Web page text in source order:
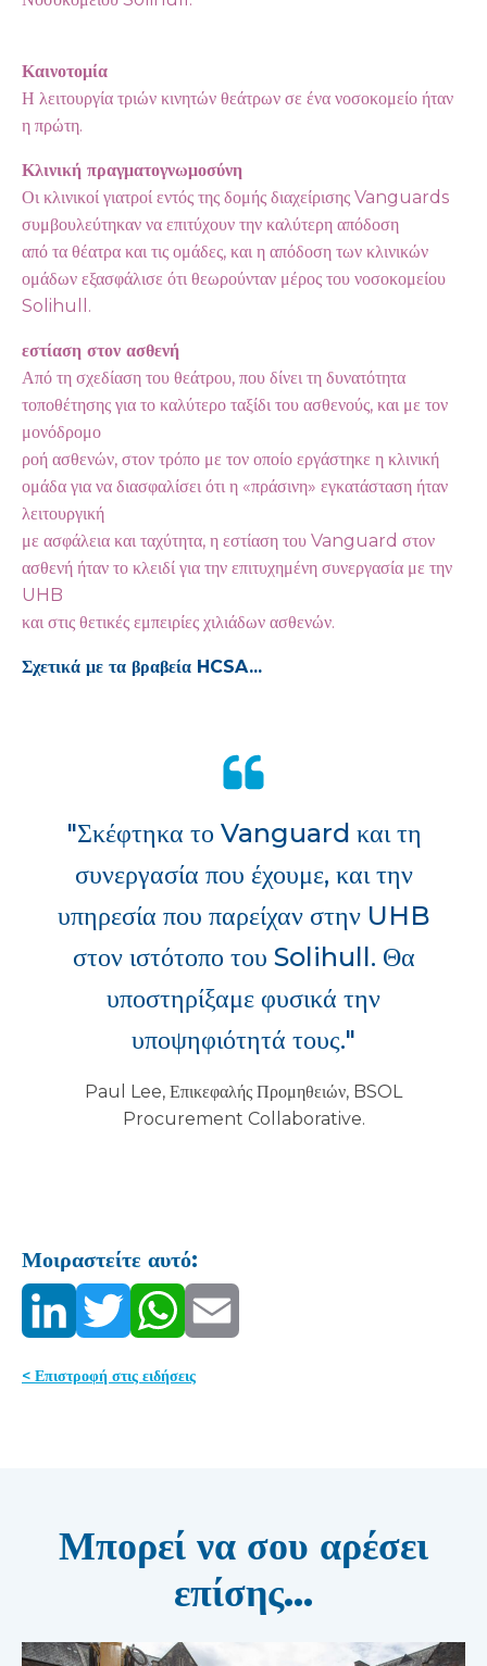
Καινοτομία
Η λειτουργία τριών κινητών θεάτρων σε ένα νοσοκομείο ήταν
η πρώτη.
Κλινική πραγματογνωμοσύνη
Οι κλινικοί γιατροί εντός της δομής διαχείρισης Vanguards
συμβουλεύτηκαν να επιτύχουν την καλύτερη απόδοση
από τα θέατρα και τις ομάδες, και η απόδοση των κλινικών
ομάδων εξασφάλισε ότι θεωρούνταν μέρος του νοσοκομείου
Solihull.
εστίαση στον ασθενή
Από τη σχεδίαση του θεάτρου, που δίνει τη δυνατότητα
τοποθέτησης για το καλύτερο ταξίδι του ασθενούς, και με τον
μονόδρομο
ροή ασθενών, στον τρόπο με τον οποίο εργάστηκε η κλινική
ομάδα για να διασφαλίσει ότι η «πράσινη» εγκατάσταση ήταν
λειτουργική
με ασφάλεια και ταχύτητα, η εστίαση του Vanguard στον
ασθενή ήταν το κλειδί για την επιτυχημένη συνεργασία με την
UHB
και στις θετικές εμπειρίες χιλιάδων ασθενών.
Σχετικά με τα βραβεία HCSA...
"Σκέφτηκα το Vanguard και τη
συνεργασία που έχουμε, και την
υπηρεσία που παρείχαν στην UHB
στον ιστότοπο του Solihull. Θα
υποστηρίξαμε φυσικά την
υποψηφιότητά τους."
Paul Lee, Επικεφαλής Προμηθειών, BSOL
Procurement Collaborative.
Μοιραστείτε αυτό:
< Επιστροφή στις ειδήσεις
Μπορεί να σου αρέσει
επίσης...